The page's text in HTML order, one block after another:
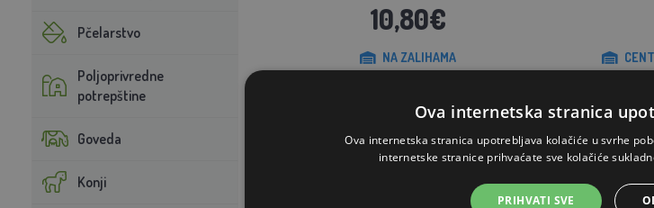
Pčelarstvo
Poljoprivredne
potrepštine
Goveda
Konji
10,80€
NA ZALIHAMA
STAVI U KOŠARICUOva internetska stranica
Ova internetska stranica upotrebljava kolačiće u svrhe
internetske stranice prihvaćate sve kolačiće
PRIHVATI SVE